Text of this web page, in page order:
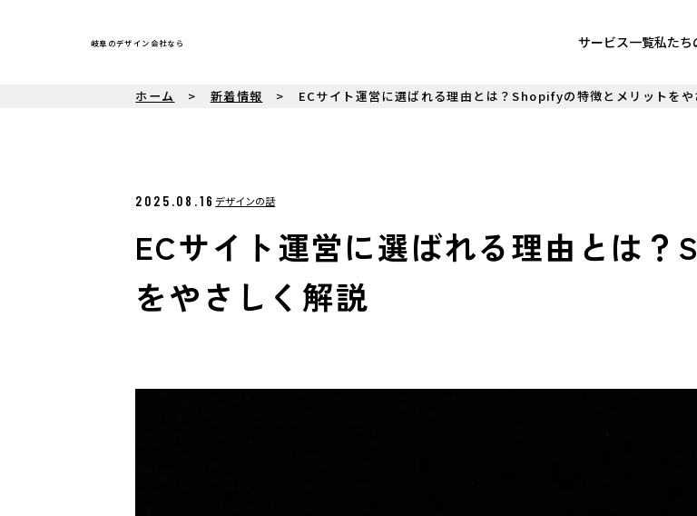
岐阜のデザイン会社なら サービス一覧私たち
ホーム 新着情報 ECサイト運営に選ばれる理由とは？Shopifyの特徴とメリットをや
2025.08.16 デザインの話
ECサイト運営に選ばれる理由とは？
をやさしく解説